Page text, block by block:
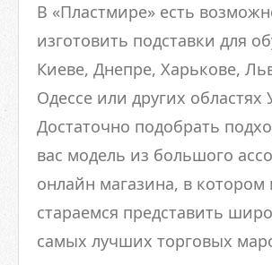
В «Пластмире» есть
изготовить подставки для
Киеве, Днепре, Харькове,
Одессе или других областях
Достаточно подобрать
вас модель из большого
онлайн магазина, в
стараемся представить
самых лучших торговых